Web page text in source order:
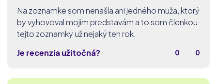
Na zoznamke som nenašla ani jedného muža, ktorý
by vyhovoval mojim predstavám a to som členkou
tejto zoznamky už nejaký ten rok.
Je recenzia užitočná?
0 0